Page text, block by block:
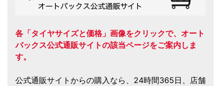
各「タイヤサイズと価格」画像をクリックで、オート
バックス公式通販サイトの該当ページをご案内しま
す。
公式通販サイトからの購入なら、24時間365日、店舗